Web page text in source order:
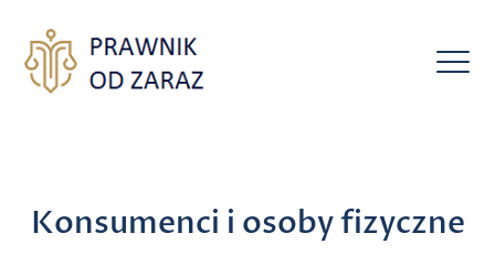
Konsumenci i osoby fizyczne